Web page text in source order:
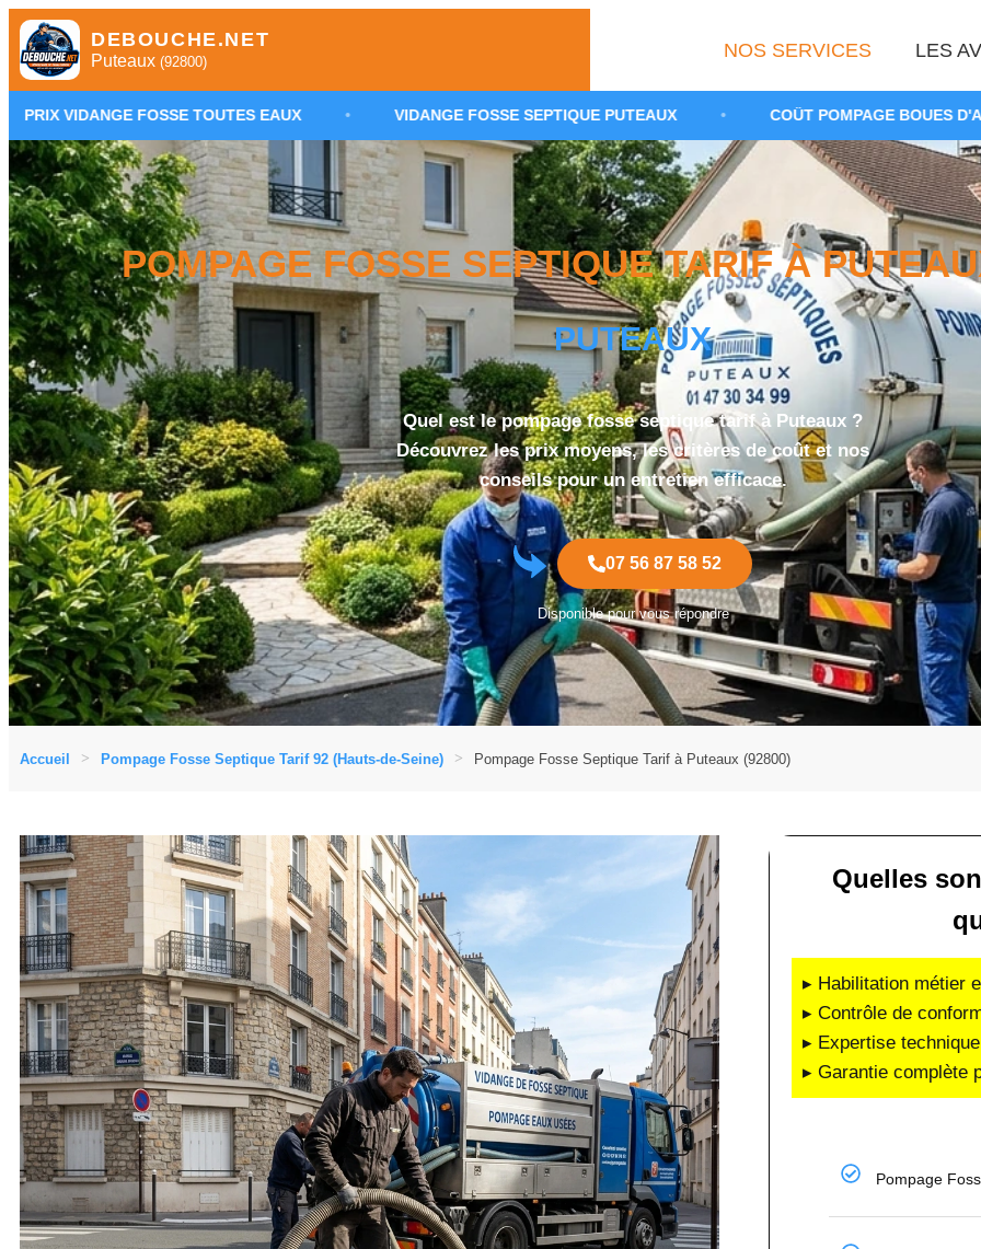
DEBOUCHE.NET
Puteaux (92800)
NOS SERVICES LES
FOSSE TOUTES EAUX • VIDANGE FOSSE SEPTIQUE PUTEAUX • COÛT POMPAGE BOUES
POMPAGE FOSSE SEPTIQUE TARIF À
PUTEAUX
Quel est le pompage fosse septique tarif à Puteaux ?
Découvrez les prix moyens, les critères de coût et nos
conseils pour un entretien efficace.
07 56 87 58 52
Disponible pour vous répondre
Accueil Pompage Fosse Septique Tarif 92 (Hauts-de-Seine) Pompage Fosse Septique Tarif à Puteaux (92800)
Quelles
▸ Habilitation métier
▸ Contrôle de
▸ Expertise
▸ Garantie complète
Pompage